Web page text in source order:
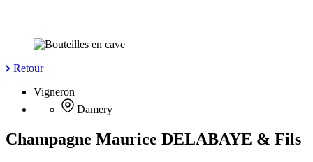
Retour
Vigneron
Damery
Champagne Maurice DELABAYE & Fils